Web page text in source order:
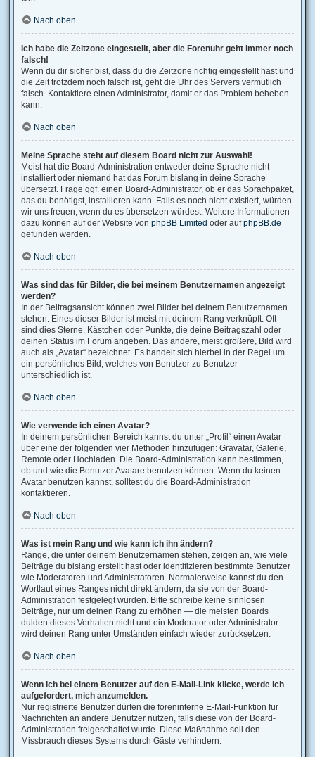
Nach oben
Ich habe die Zeitzone eingestellt, aber die Forenuhr geht immer noch
falsch!
Wenn du dir sicher bist, dass du die Zeitzone richtig eingestellt hast und
die Zeit trotzdem noch falsch ist, geht die Uhr des Servers vermutlich
falsch. Kontaktiere einen Administrator, damit er das Problem beheben
kann.
Nach oben
Meine Sprache steht auf diesem Board nicht zur Auswahl!
Meist hat die Board-Administration entweder deine Sprache nicht
installiert oder niemand hat das Forum bislang in deine Sprache
übersetzt. Frage ggf. einen Board-Administrator, ob er das Sprachpaket,
das du benötigst, installieren kann. Falls es noch nicht existiert, würden
wir uns freuen, wenn du es übersetzen würdest. Weitere Informationen
dazu können auf der Website von phpBB Limited oder aufphpBB.de
gefunden werden.
Nach oben
Was sind das für Bilder, die bei meinem Benutzernamen angezeigt
werden?
In der Beitragsansicht können zwei Bilder bei deinem Benutzernamen
stehen. Eines dieser Bilder ist meist mit deinem Rang verknüpft: Oft
sind dies Sterne, Kästchen oder Punkte, die deine Beitragszahl oder
deinen Status im Forum angeben. Das andere, meist größere, Bild wird
auch als „Avatar“ bezeichnet. Es handelt sich hierbei in der Regel um
ein persönliches Bild, welches von Benutzer zu Benutzer
unterschiedlich ist.
Nach oben
Wie verwende ich einen Avatar?
In deinem persönlichen Bereich kannst du unter „Profil“ einen Avatar
über eine der folgenden vier Methoden hinzufügen: Gravatar, Galerie,
Remote oder Hochladen. Die Board-Administration kann bestimmen,
ob und wie die Benutzer Avatare benutzen können. Wenn du keinen
Avatar benutzen kannst, solltest du die Board-Administration
kontaktieren.
Nach oben
Was ist mein Rang und wie kann ich ihn ändern?
Ränge, die unter deinem Benutzernamen stehen, zeigen an, wie viele
Beiträge du bislang erstellt hast oder identifizieren bestimmte Benutzer
wie Moderatoren und Administratoren. Normalerweise kannst du den
Wortlaut eines Ranges nicht direkt ändern, da sie von der Board-
Administration festgelegt wurden. Bitte schreibe keine sinnlosen
Beiträge, nur um deinen Rang zu erhöhen — die meisten Boards
dulden dieses Verhalten nicht und ein Moderator oder Administrator
wird deinen Rang unter Umständen einfach wieder zurücksetzen.
Nach oben
Wenn ich bei einem Benutzer auf den E-Mail-Link klicke, werde ich
aufgefordert, mich anzumelden.
Nur registrierte Benutzer dürfen die foreninterne E-Mail-Funktion für
Nachrichten an andere Benutzer nutzen, falls diese von der Board-
Administration freigeschaltet wurde. Diese Maßnahme soll den
Missbrauch dieses Systems durch Gäste verhindern.